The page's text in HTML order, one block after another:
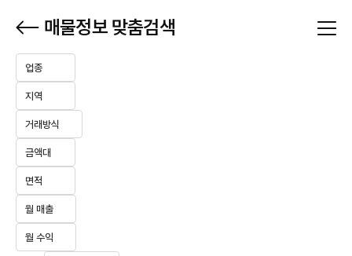
매물정보 맞춤검색
업종
지역
거래방식
금액대
면적
월 매출
월 수익